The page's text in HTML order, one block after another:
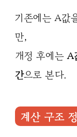
기존에는 A값
만,
개정 후에는 A
간으로 본다.
계산 구조